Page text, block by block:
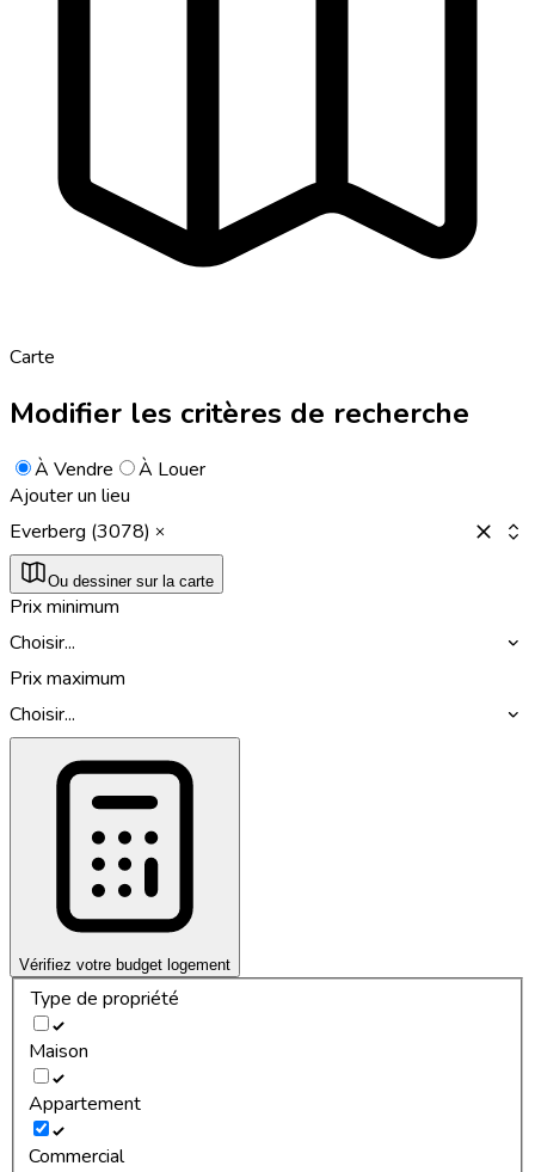
Carte
Modifier les critères de recherche
À Vendre
À Louer
Ajouter un lieu
Everberg (3078)
Ou dessiner sur la carte
Prix minimum
Choisir...
Prix maximum
Choisir...
Vérifiez votre budget logement
Type de propriété
Maison
Appartement
Commercial